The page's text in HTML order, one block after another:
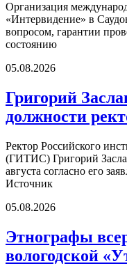
Организация
«Интервидение» в
вопросом, гарантии
состоянию
05.08.2026
Григорий
должности
Ректор Российского
(ГИТИС) Григорий
августа согласно его
Источник
05.08.2026
Этнографы
вологодской